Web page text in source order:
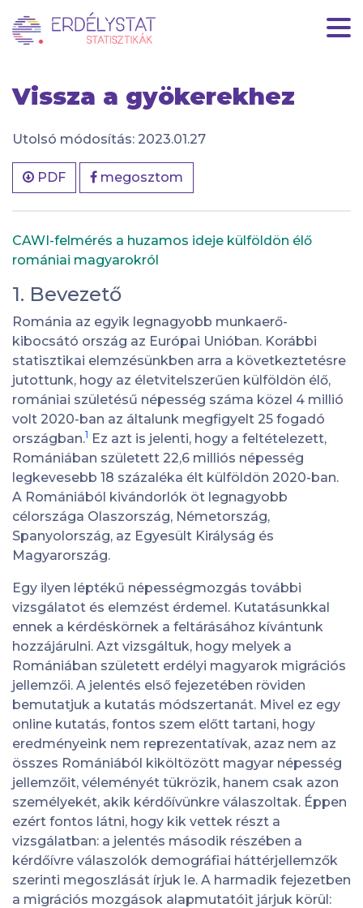
Vissza a gyökerekhez
Utolsó módosítás: 2023.01.27
PDF megosztom
CAWI-felmérés a huzamos ideje külföldön élő
romániai magyarokról
1. Bevezető
Románia az egyik legnagyobb munkaerő-
kibocsátó ország az Európai Unióban. Korábbi
statisztikai elemzésünkben arra a következtetésre
jutottunk, hogy az életvitelszerűen külföldön élő,
romániai születésű népesség száma közel 4 millió
volt 2020-ban az általunk megfigyelt 25 fogadó
országban.1 Ez azt is jelenti, hogy a feltételezett,
Romániában született 22,6 milliós népesség
legkevesebb 18 százaléka élt külföldön 2020-ban.
A Romániából kivándorlók öt legnagyobb
célországa Olaszország, Németország,
Spanyolország, az Egyesült Királyság és
Magyarország.
Egy ilyen léptékű népességmozgás további
vizsgálatot és elemzést érdemel. Kutatásunkkal
ennek a kérdéskörnek a feltárásához kívántunk
hozzájárulni. Azt vizsgáltuk, hogy melyek a
Romániában született erdélyi magyarok migrációs
jellemzői. A jelentés első fejezetében röviden
bemutatjuk a kutatás módszertanát. Mivel ez egy
online kutatás, fontos szem előtt tartani, hogy
eredményeink nem reprezentatívak, azaz nem az
összes Romániából kiköltözött magyar népesség
jellemzőit, véleményét tükrözik, hanem csak azon
személyekét, akik kérdőívünkre válaszoltak. Éppen
ezért fontos látni, hogy kik vettek részt a
vizsgálatban: a jelentés második részében a
kérdőívre válaszolók demográfiai háttérjellemzők
szerinti megoszlását írjuk le. A harmadik fejezetben
a migrációs mozgások alapmutatóit járjuk körül: